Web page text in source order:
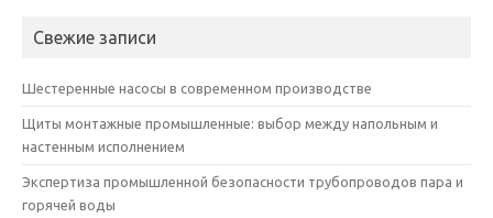
Свежие записи
Шестеренные насосы в современном производстве
Щиты монтажные промышленные: выбор между напольным и
настенным исполнением
Экспертиза промышленной безопасности трубопроводов пара и
горячей воды